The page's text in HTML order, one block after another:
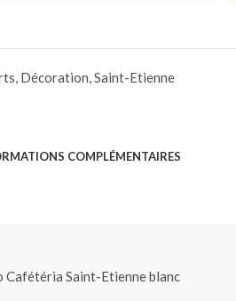
, Décoration,Saint-Etienne
COMPLÉMENTAIRES